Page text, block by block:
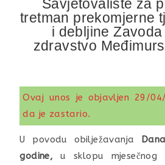
Savjetovalište za
tretman prekomjerne
i debljine
zdravstvo
Ovaj unos je objavljen 29/
da je zastario.
U povodu obilježavanja
godine,u sklopu mjesečnog